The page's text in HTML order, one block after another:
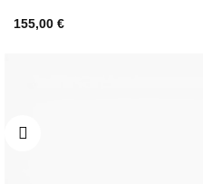
155,00 €